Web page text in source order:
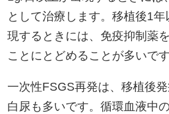
として治療します。移植後1
現するときには、免疫抑制薬
ことにとどめることが多いです
一次性FSGS再発は、移植後
白尿も多いです。循環血液中